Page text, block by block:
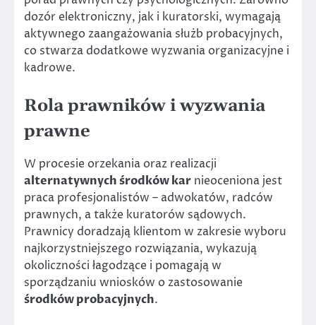
dozór elektroniczny, jak i kuratorski, wymagają
aktywnego zaangażowania służb probacyjnych,
co stwarza dodatkowe wyzwania organizacyjne i
kadrowe.
Rola prawników i wyzwania
prawne
W procesie orzekania oraz realizacji
alternatywnych środków kar nieoceniona jest
praca profesjonalistów – adwokatów, radców
prawnych, a także kuratorów sądowych.
Prawnicy doradzają klientom w zakresie wyboru
najkorzystniejszego rozwiązania, wykazują
okoliczności łagodzące i pomagają w
sporządzaniu wniosków o zastosowanie
środków probacyjnych.